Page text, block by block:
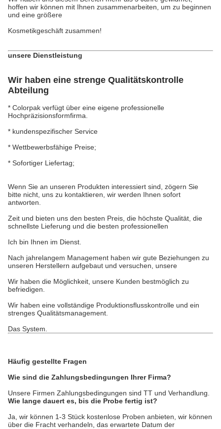
hoffen wir können mit Ihnen zusammenarbeiten, um zu beginnen
und eine größere
Kosmetikgeschäft zusammen!
unsere Dienstleistung
Wir haben eine strenge Qualitätskontrolle
Abteilung
* Colorpak verfügt über eine eigene professionelle
Hochpräzisionsformfirma.
* kundenspezifischer Service
* Wettbewerbsfähige Preise;
* Sofortiger Liefertag;
Wenn Sie an unseren Produkten interessiert sind, zögern Sie
bitte nicht, uns zu kontaktieren, wir werden Ihnen sofort
antworten.
Zeit und bieten uns den besten Preis, die höchste Qualität, die
schnellste Lieferung und die besten professionellen
Ich bin Ihnen im Dienst.
Nach jahrelangem Management haben wir gute Beziehungen zu
unseren Herstellern aufgebaut und versuchen, unsere
Wir haben die Möglichkeit, unsere Kunden bestmöglich zu
befriedigen.
Wir haben eine vollständige Produktionsflusskontrolle und ein
strenges Qualitätsmanagement.
Das System.
Häufig gestellte Fragen
Wie sind die Zahlungsbedingungen Ihrer Firma?
Unsere Firmen Zahlungsbedingungen sind TT und Verhandlung.
Wie lange dauert es, bis die Probe fertig ist?
Ja, wir können 1-3 Stück kostenlose Proben anbieten, wir können
über die Fracht verhandeln, das erwartete Datum der